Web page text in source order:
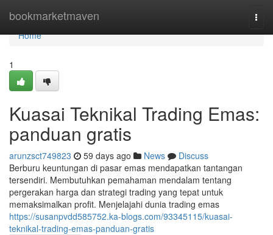
bookmarketmaven
Home
Home
1
Kuasai Teknikal Trading Emas:
panduan gratis
arunzsct749823 59 days ago News
Discuss
Berburu keuntungan di pasar emas mendapatkan tantangan
tersendiri. Membutuhkan pemahaman mendalam tentang
pergerakan harga dan strategi trading yang tepat untuk
memaksimalkan profit. Menjelajahi dunia trading emas
https://susanpvdd585752.ka-blogs.com/93345115/kuasai-
teknikal-trading-emas-panduan-gratis